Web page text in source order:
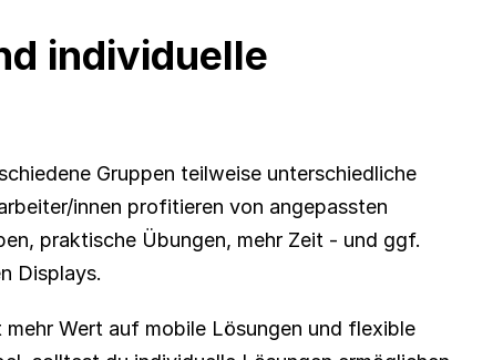
individuelle
Gruppen teilweise unterschiedliche
innen profitieren von angepassten
praktische Übungen, mehr Zeit - und ggf.
Displays.
Wert auf mobile Lösungen und flexible